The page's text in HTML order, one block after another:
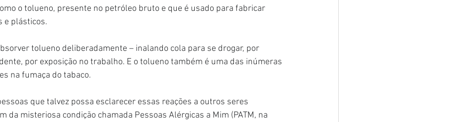
o tolueno, presente no petróleo bruto e que é usado para fabricar
e plásticos.
tolueno deliberadamente – inalando cola para se drogar, por
por exposição no trabalho. E o tolueno também é uma das inúmeras
na fumaça do tabaco.
que talvez possa esclarecer essas reações a outros seres
da misteriosa condição chamada Pessoas Alérgicas a Mim (PATM, na